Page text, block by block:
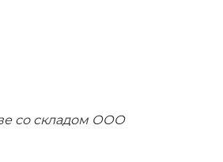
со складом ООО